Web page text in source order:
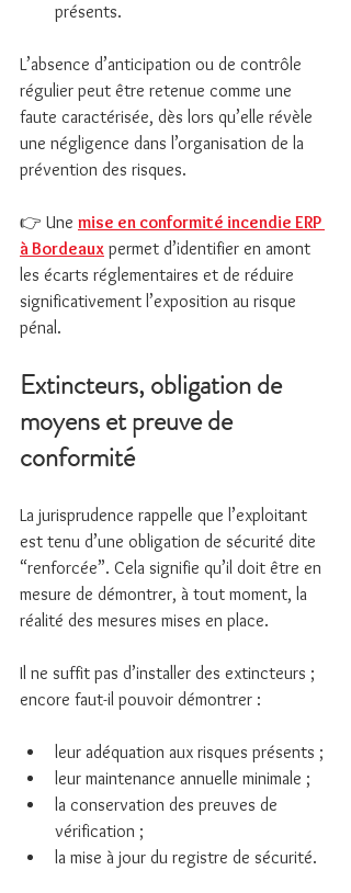
présents.
L’absence d’anticipation ou de contrôle
régulier peut être retenue comme une
faute caractérisée, dès lors qu’elle révèle
une négligence dans l’organisation de la
prévention des risques.
👉 Une mise en conformité incendie ERP
à Bordeaux permet d’identifier en amont
les écarts réglementaires et de réduire
significativement l’exposition au risque
pénal.
Extincteurs, obligation de
moyens et preuve de
conformité
La jurisprudence rappelle que l’exploitant
est tenu d’une obligation de sécurité dite
“renforcée”. Cela signifie qu’il doit être en
mesure de démontrer, à tout moment, la
réalité des mesures mises en place.
Il ne suffit pas d’installer des extincteurs ;
encore faut-il pouvoir démontrer :
leur adéquation aux risques présents ;
leur maintenance annuelle minimale ;
la conservation des preuves de
vérification ;
la mise à jour du registre de sécurité.